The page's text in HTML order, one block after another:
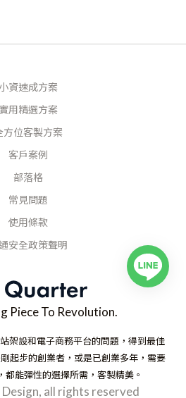
小資速成方案
實用精選方案
方位客製方案
客戶案例
部落格
常見問題
使用條款
安全政策聲明
Piece To Revolution.
架設和電子商務平台的問題，得到最佳
起步的創業者，或是已創業多年，需要
都能彈性的選擇所需，客製精美。
all rights reserved